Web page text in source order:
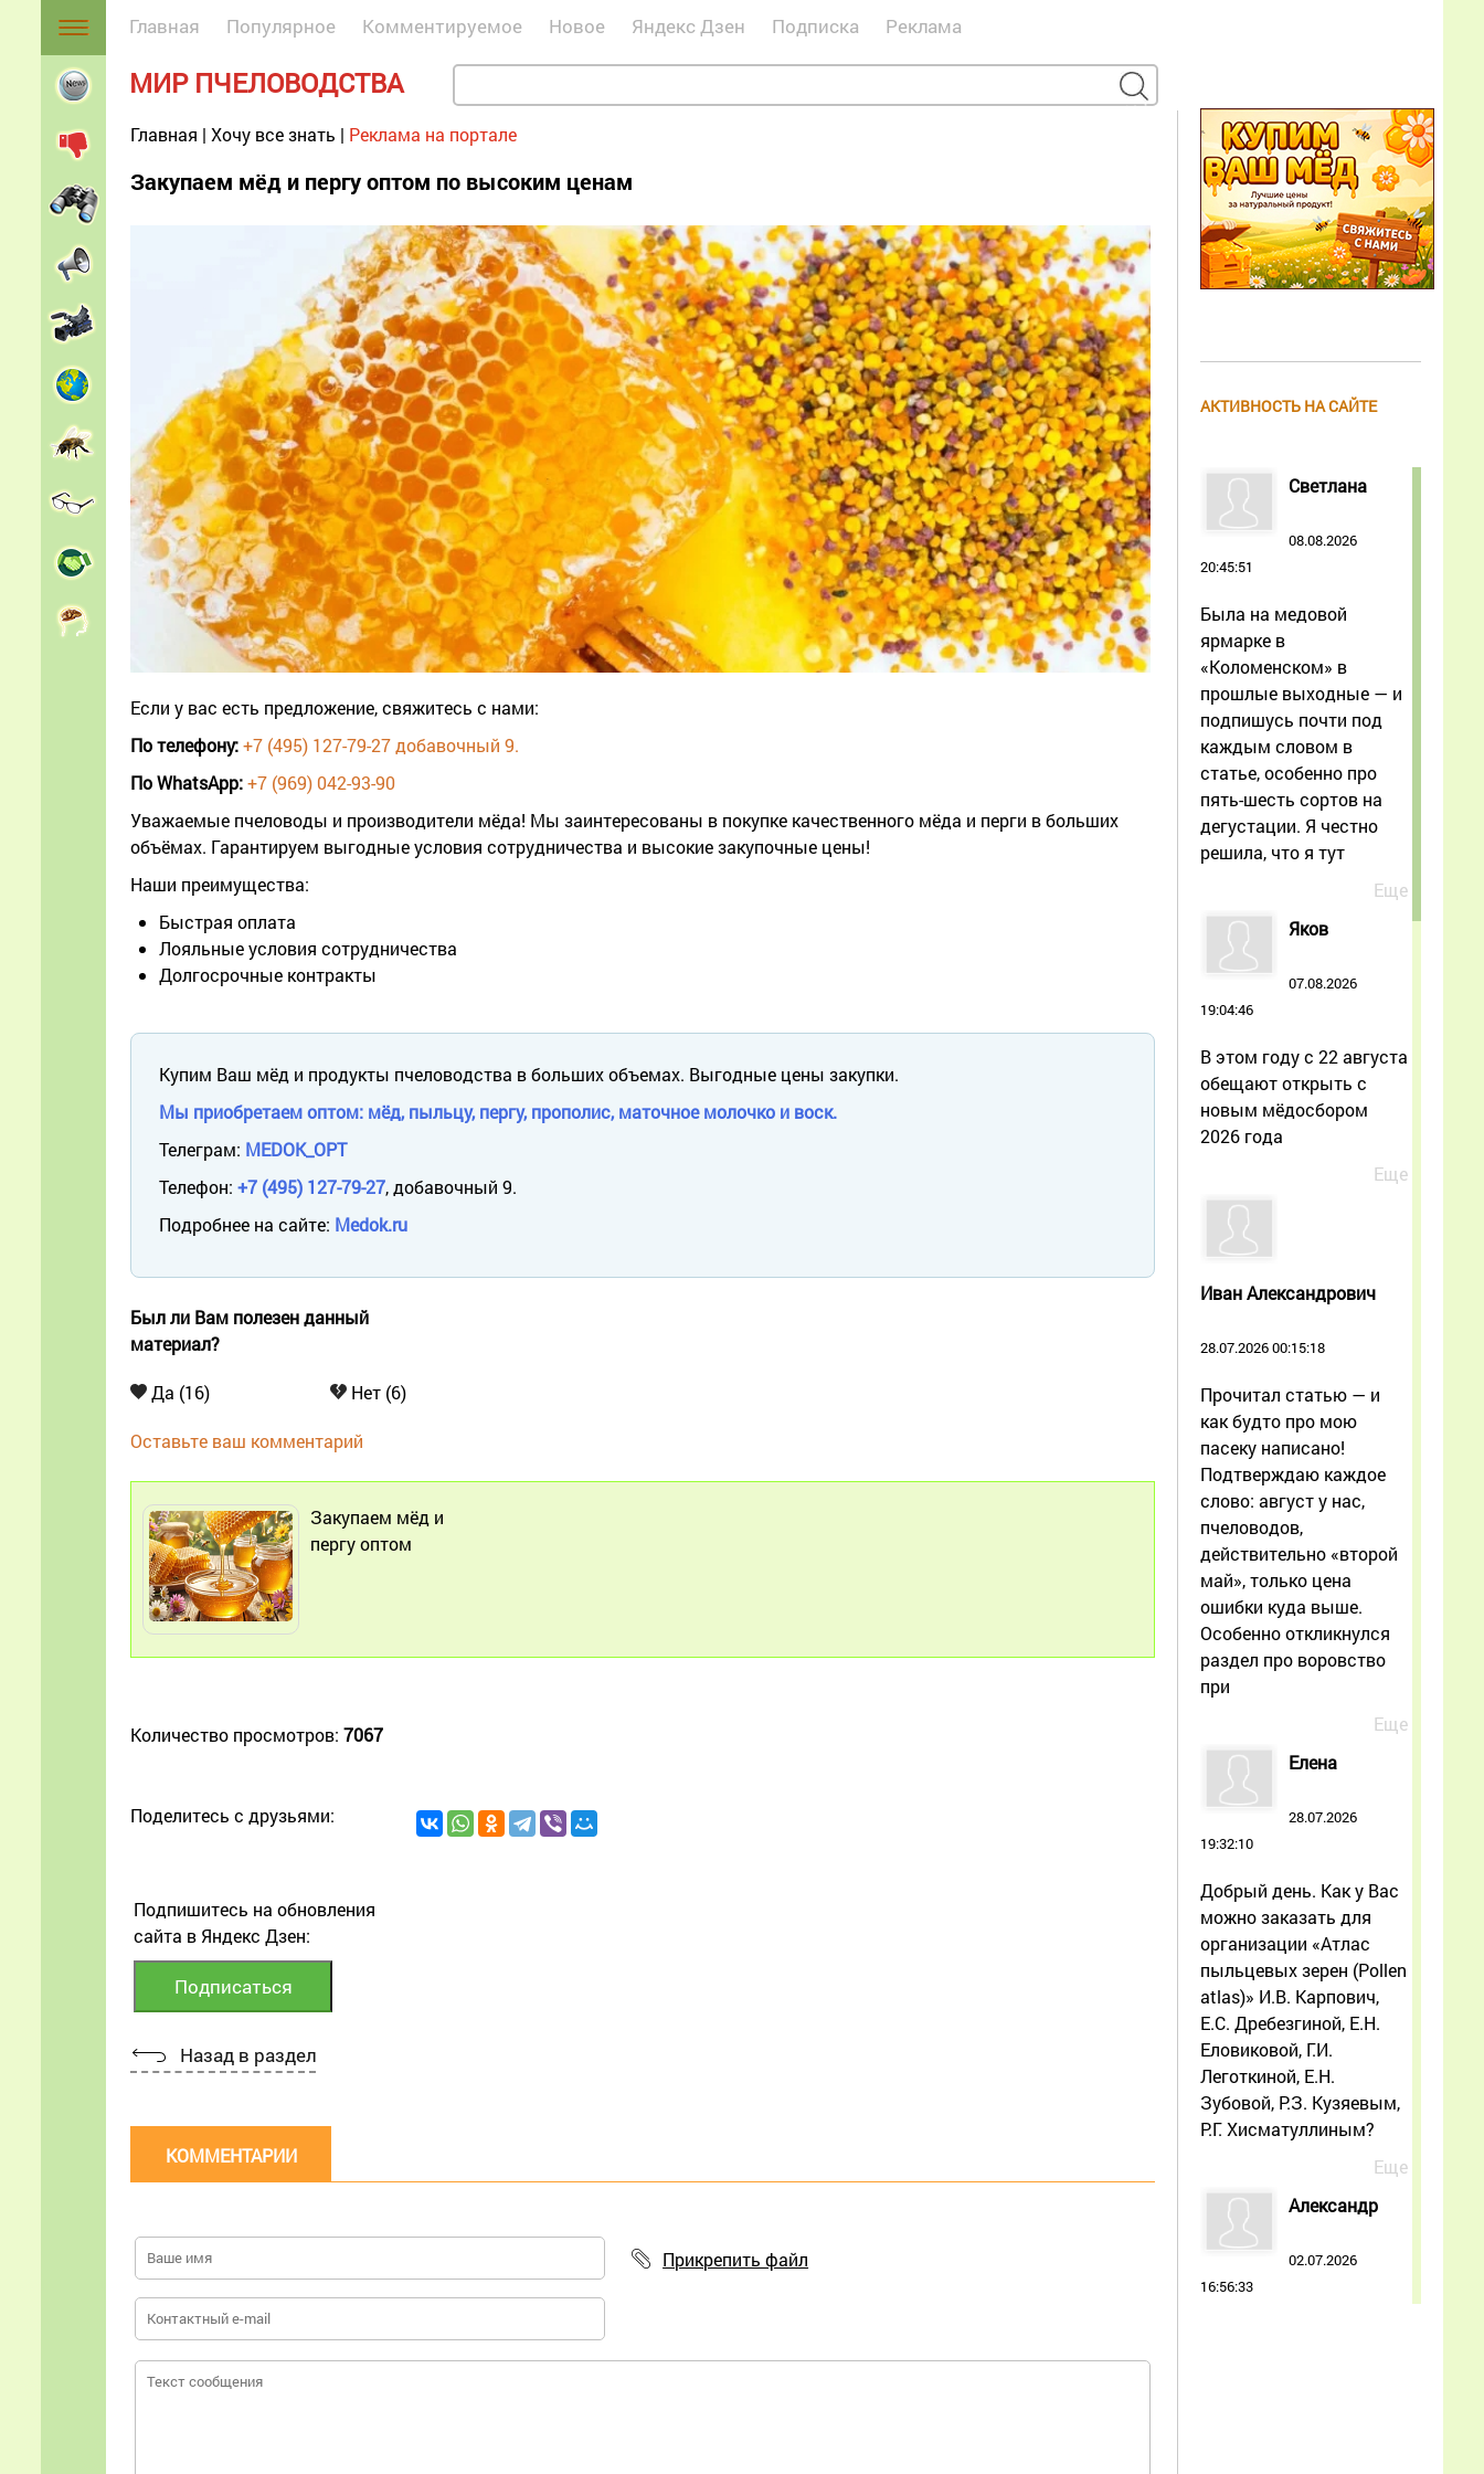
Главная Популярное Комментируемое Новое Яндекс Дзен Подписка Реклама
МИР ПЧЕЛОВОДСТВА
Главная | Хочу все знать | Реклама на портале
Закупаем мёд и пергу оптом по высоким ценам
Если у вас есть предложение, свяжитесь с нами:
По телефону:+7 (495) 127-79-27 добавочный 9.
По WhatsApp:+7 (969) 042-93-90
Уважаемые пчеловоды и производители мёда! Мы заинтересованы в покупке качественного мёда и перги в больших
объёмах. Гарантируем выгодные условия сотрудничества и высокие закупочные цены!
Наши преимущества:
Быстрая оплата
Лояльные условия сотрудничества
Долгосрочные контракты
Купим Ваш мёд и продукты пчеловодства в больших объемах. Выгодные цены закупки.
Мы приобретаем оптом: мёд, пыльцу, пергу, прополис, маточное молочко и воск.
Телеграм: MEDOK_OPT
Телефон: +7 (495) 127-79-27, добавочный 9.
Подробнее на сайте: Medok.ru
Был ли Вам полезен данный
материал?
Да (16) Нет (6)
Оставьте ваш комментарий
Закупаем мёд и
пергу оптом
Количество просмотров: 7067
Поделитесь с друзьями:
Подпишитесь на обновления
сайта в Яндекс Дзен:
Назад в раздел
КОММЕНТАРИИ
Прикрепить файл
АКТИВНОСТЬ НА САЙТЕ
Светлана
08.08.2026
20:45:51
Была на медовой
ярмарке в
«Коломенском» в
прошлые выходные — и
подпишусь почти под
каждым словом в
статье, особенно про
пять-шесть сортов на
дегустации. Я честно
решила, что я тут
Еще
Яков
07.08.2026
19:04:46
В этом году с 22 августа
обещают открыть с
новым мёдосбором
2026 года
Еще
Иван Александрович
28.07.2026 00:15:18
Прочитал статью — и
как будто про мою
пасеку написано!
Подтверждаю каждое
слово: август у нас,
пчеловодов,
действительно «второй
май», только цена
ошибки куда выше.
Особенно откликнулся
раздел про воровство
при
Еще
Елена
28.07.2026
19:32:10
Добрый день. Как у Вас
можно заказать для
организации «Атлас
пыльцевых зерен (Pollen
atlas)» И.В. Карпович,
Е.С. Дребезгиной, Е.Н.
Еловиковой, Г.И.
Леготкиной, Е.Н.
Зубовой, Р.З. Кузяевым,
Р.Г. Хисматуллиным?
Еще
Александр
02.07.2026
16:56:33